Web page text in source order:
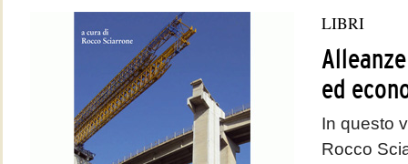
LIBRI
ed
In questo
Rocco